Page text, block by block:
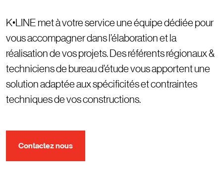
Descriptif
K•LINE met à votre service une équipe dédiée pour
vous accompagner dans l’élaboration et la
réalisation de vos projets. Des référents régionaux &
techniciens de bureau d’étude vous apportent une
solution adaptée aux spécificités et contraintes
techniques de vos constructions.
Contactez nous